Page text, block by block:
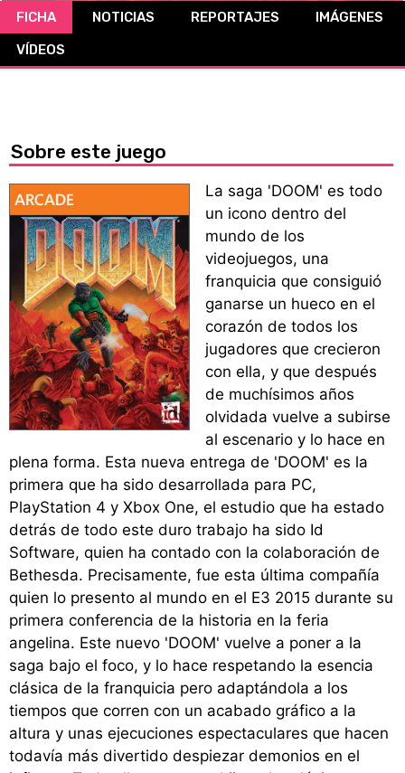
CÓMICS
FICHA NOTICIAS REPORTAJES
IMÁGENES
VÍDEOS
Sobre este juego
La saga 'DOOM' es todo
un icono dentro del
mundo de los
videojuegos, una
franquicia que consiguió
ganarse un hueco en el
corazón de todos los
jugadores que crecieron
con ella, y que después
de muchísimos años
olvidada vuelve a subirse
al escenario y lo hace en
plena forma. Esta nueva entrega de 'DOOM' es la
primera que ha sido desarrollada para PC,
PlayStation 4 y Xbox One, el estudio que ha estado
detrás de todo este duro trabajo ha sido Id
Software, quien ha contado con la colaboración de
Bethesda. Precisamente, fue esta última compañía
quien lo presento al mundo en el E3 2015 durante su
primera conferencia de la historia en la feria
angelina. Este nuevo 'DOOM' vuelve a poner a la
saga bajo el foco, y lo hace respetando la esencia
clásica de la franquicia pero adaptándola a los
tiempos que corren con un acabado gráfico a la
altura y unas ejecuciones espectaculares que hacen
todavía más divertido despiezar demonios en el